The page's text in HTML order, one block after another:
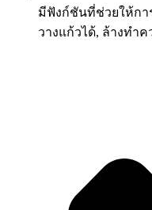
มีฟังก์ชันที่ช่วยให้กา
วางแก้วได้, ล้างทำ